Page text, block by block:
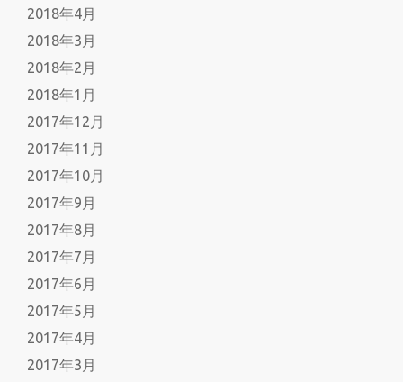
2018年4月
2018年3月
2018年2月
2018年1月
2017年12月
2017年11月
2017年10月
2017年9月
2017年8月
2017年7月
2017年6月
2017年5月
2017年4月
2017年3月